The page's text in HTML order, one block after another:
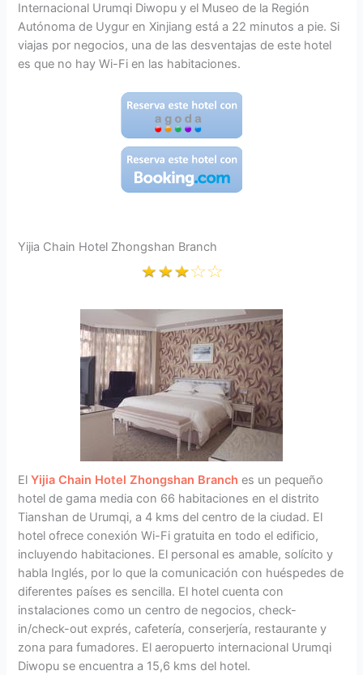
Internacional Urumqi Diwopu y el Museo de la Región
Autónoma de Uygur en Xinjiang está a 22 minutos a pie. Si
viajas por negocios, una de las desventajas de este hotel
es que no hay Wi-Fi en las habitaciones.
Yijia Chain Hotel Zhongshan Branch
ElYijia Chain Hotel Zhongshan Branch es un pequeño
hotel de gama media con 66 habitaciones en el distrito
Tianshan de Urumqi, a 4 kms del centro de la ciudad. El
hotel ofrece conexión Wi-Fi gratuita en todo el edificio,
incluyendo habitaciones. El personal es amable, solícito y
habla Inglés, por lo que la comunicación con huéspedes de
diferentes países es sencilla. El hotel cuenta con
instalaciones como un centro de negocios, check-
in/check-out exprés, cafetería, conserjería, restaurante y
zona para fumadores. El aeropuerto internacional Urumqi
Diwopu se encuentra a 15,6 kms del hotel.